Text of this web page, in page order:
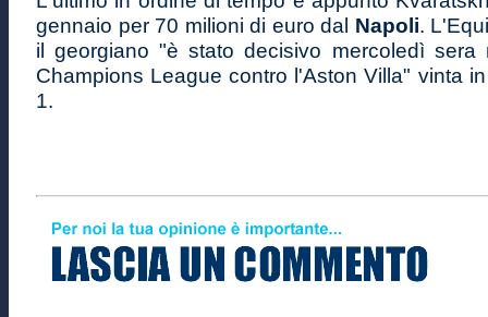
gennaio per 70 milioni di euro dal Napoli.
il georgiano "è stato decisivo mercoledì sera
Champions League contro l'Aston Villa" vinta
1.